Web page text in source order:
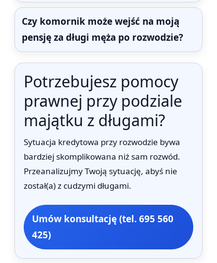
Czy komornik może wejść na moją
pensję za długi męża po rozwodzie?
Potrzebujesz pomocy
prawnej przy podziale
majątku z długami?
Sytuacja kredytowa przy rozwodzie bywa
bardziej skomplikowana niż sam rozwód.
Przeanalizujmy Twoją sytuację, abyś nie
został(a) z cudzymi długami.
Umów konsultację (tel. 695 560
425)